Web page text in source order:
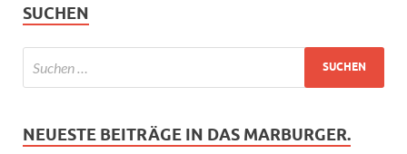
SUCHEN
NEUESTE BEITRÄGE IN DAS MARBURGER.